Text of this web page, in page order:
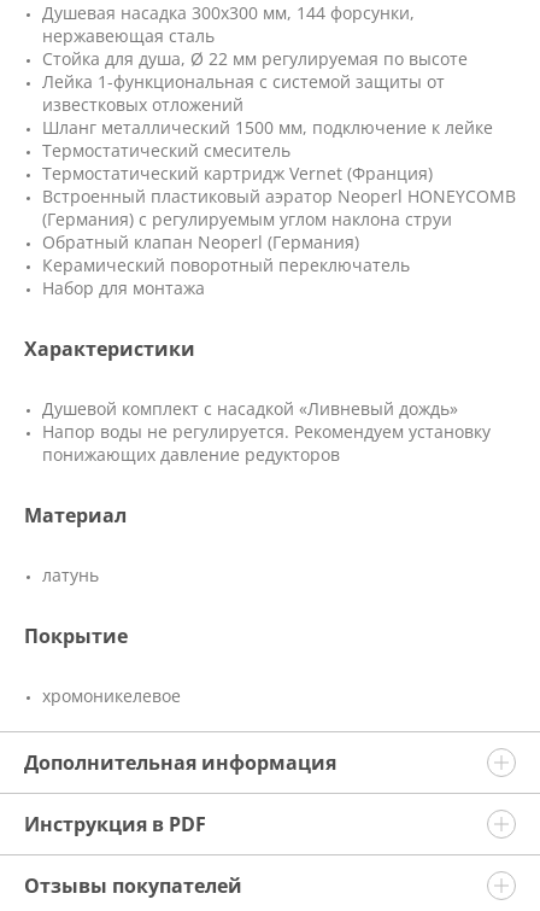
Душевая насадка 300х300 мм, 144 форсунки,
нержавеющая сталь
Стойка для душа, Ø 22 мм регулируемая по высоте
Лейка 1-функциональная с системой защиты от
известковых отложений
Шланг металлический 1500 мм, подключение к лейке
Термостатический смеситель
Термостатический картридж Vernet (Франция)
Встроенный пластиковый аэратор Neoperl HONEYCOMB
(Германия) с регулируемым углом наклона струи
Обратный клапан Neoperl (Германия)
Керамический поворотный переключатель
Набор для монтажа
Характеристики
Душевой комплект с насадкой «Ливневый дождь»
Напор воды не регулируется. Рекомендуем установку
понижающих давление редукторов
Материал
латунь
Покрытие
хромоникелевое
Дополнительная информация
Инструкция в PDF
Отзывы покупателей